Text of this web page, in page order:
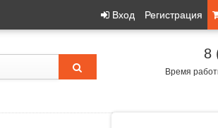
Вход Регистрация
8
Время